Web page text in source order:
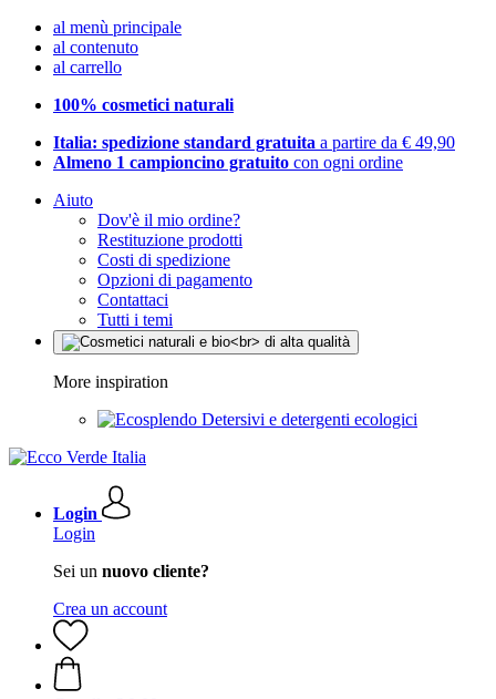
al menù principale
al contenuto
al carrello
100% cosmetici naturali
Italia: spedizione standard gratuita a partire da € 49,90
Almeno 1 campioncino gratuito con ogni ordine
Aiuto
Dov'è il mio ordine?
Restituzione prodotti
Costi di spedizione
Opzioni di pagamento
Contattaci
Tutti i temi
More inspiration
Detersivi e detergenti ecologici
Login
Login
Sei un nuovo cliente?
Crea un account